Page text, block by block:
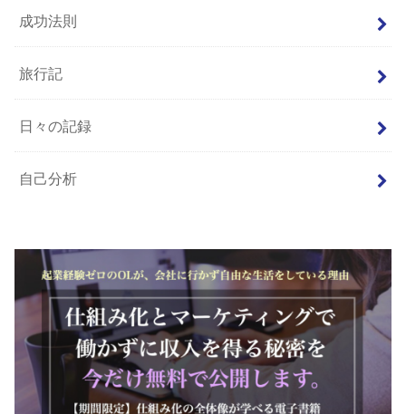
成功法則
旅行記
日々の記録
自己分析